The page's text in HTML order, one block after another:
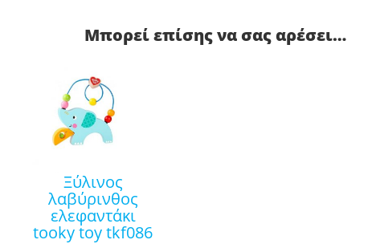
Μπορεί επίσης να σας αρέσει…
ξύλινος
λαβύρινθος
ελεφαντάκι
tooky toy tkf086